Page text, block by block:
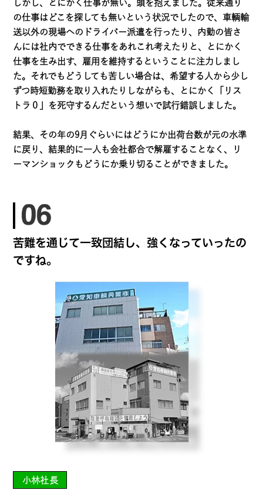
しかし、とにかく仕事が無い。頭を抱えました。従来通り
の仕事はどこを探しても無いという状況でしたので、車輌輸
送以外の現場へのドライバー派遣を行ったり、内勤の皆さ
んには社内でできる仕事をあれこれ考えたりと、とにかく
仕事を生み出す、雇用を維持するということに注力しまし
た。それでもどうしても苦しい場合は、希望する人から少し
ずつ時短勤務を取り入れたりしながらも、とにかく「リス
トラ０」を死守するんだという想いで試行錯誤しました。
結果、その年の9月ぐらいにはどうにか出荷台数が元の水準
に戻り、結果的に一人も会社都合で解雇することなく、リ
ーマンショックもどうにか乗り切ることができました。
苦難を通じて一致団結し、強くなっていったの
ですね。
小林社長